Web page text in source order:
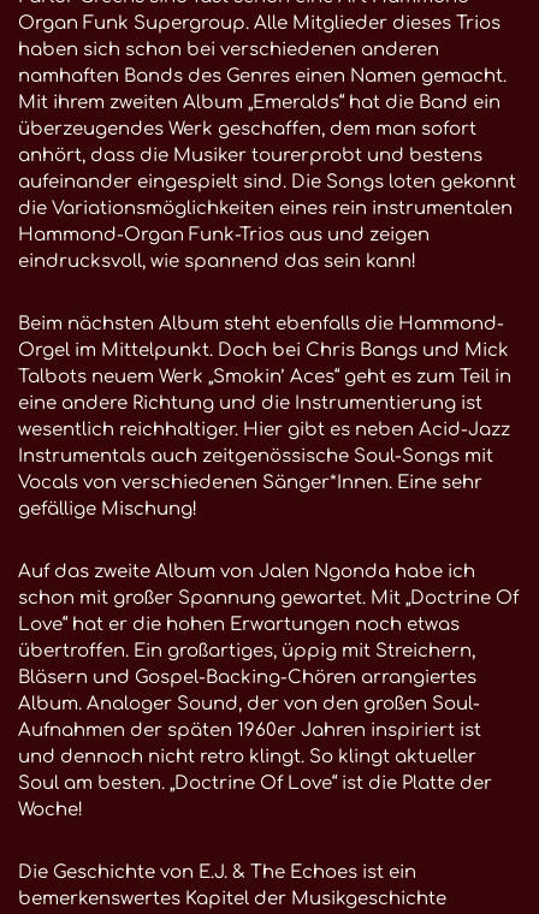
Organ Funk Supergroup. Alle Mitglieder dieses Trios
haben sich schon bei verschiedenen anderen
namhaften Bands des Genres einen Namen gemacht.
Mit ihrem zweiten Album „Emeralds“ hat die Band ein
überzeugendes Werk geschaffen, dem man sofort
anhört, dass die Musiker tourerprobt und bestens
aufeinander eingespielt sind. Die Songs loten gekonnt
die Variationsmöglichkeiten eines rein instrumentalen
Hammond-Organ Funk-Trios aus und zeigen
eindrucksvoll, wie spannend das sein kann!
Beim nächsten Album steht ebenfalls die Hammond-
Orgel im Mittelpunkt. Doch bei Chris Bangs und Mick
Talbots neuem Werk „Smokin’ Aces“ geht es zum Teil in
eine andere Richtung und die Instrumentierung ist
wesentlich reichhaltiger. Hier gibt es neben Acid-Jazz
Instrumentals auch zeitgenössische Soul-Songs mit
Vocals von verschiedenen Sänger*Innen. Eine sehr
gefällige Mischung!
Auf das zweite Album von Jalen Ngonda habe ich
schon mit großer Spannung gewartet. Mit „Doctrine Of
Love“ hat er die hohen Erwartungen noch etwas
übertroffen. Ein großartiges, üppig mit Streichern,
Bläsern und Gospel-Backing-Chören arrangiertes
Album. Analoger Sound, der von den großen Soul-
Aufnahmen der späten 1960er Jahren inspiriert ist
und dennoch nicht retro klingt. So klingt aktueller
Soul am besten. „Doctrine Of Love“ ist die Platte der
Woche!
Die Geschichte von E.J. & The Echoes ist ein
bemerkenswertes Kapitel der Musikgeschichte